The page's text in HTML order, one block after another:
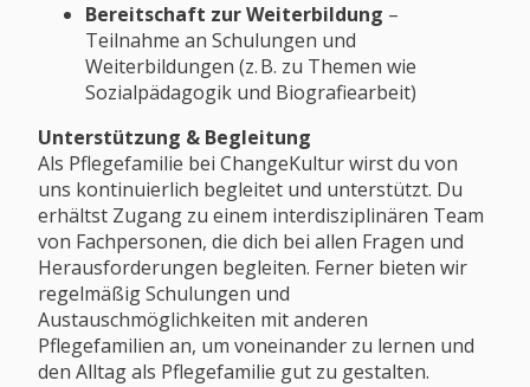
Bereitschaft zur Weiterbildung –
Teilnahme an Schulungen und
Weiterbildungen (z. B. zu Themen wie
Sozialpädagogik und Biografiearbeit)
Unterstützung & Begleitung
Als Pflegefamilie bei ChangeKultur wirst du von
uns kontinuierlich begleitet und unterstützt. Du
erhältst Zugang zu einem interdisziplinären Team
von Fachpersonen, die dich bei allen Fragen und
Herausforderungen begleiten. Ferner bieten wir
regelmäßig Schulungen und
Austauschmöglichkeiten mit anderen
Pflegefamilien an, um voneinander zu lernen und
den Alltag als Pflegefamilie gut zu gestalten.